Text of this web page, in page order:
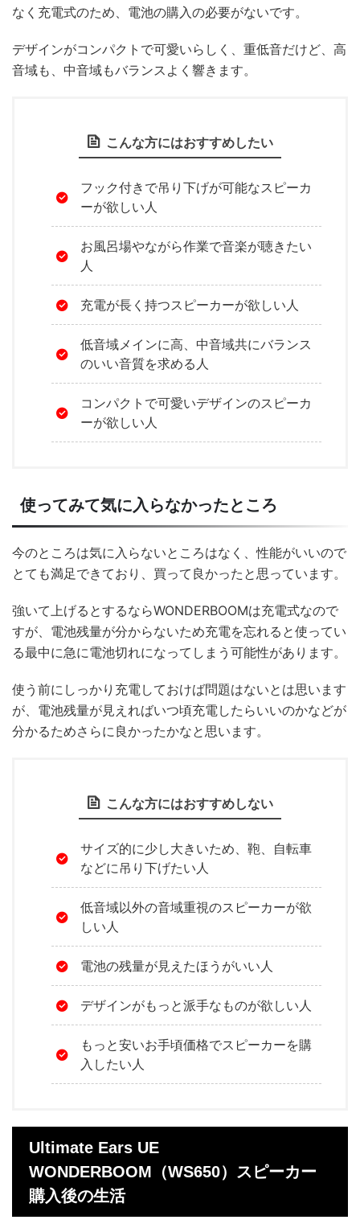
なく充電式のため、電池の購入の必要がないです。
デザインがコンパクトで可愛いらしく、重低音だけど、高
音域も、中音域もバランスよく響きます。
こんな方にはおすすめしたい
フック付きで吊り下げが可能なスピーカ
ーが欲しい人
お風呂場やながら作業で音楽が聴きたい
人
充電が長く持つスピーカーが欲しい人
低音域メインに高、中音域共にバランス
のいい音質を求める人
コンパクトで可愛いデザインのスピーカ
ーが欲しい人
使ってみて気に入らなかったところ
今のところは気に入らないところはなく、性能がいいので
とても満足できており、買って良かったと思っています。
強いて上げるとするならWONDERBOOMは充電式なので
すが、電池残量が分からないため充電を忘れると使ってい
る最中に急に電池切れになってしまう可能性があります。
使う前にしっかり充電しておけば問題はないとは思います
が、電池残量が見えればいつ頃充電したらいいのかなどが
分かるためさらに良かったかなと思います。
こんな方にはおすすめしない
サイズ的に少し大きいため、鞄、自転車
などに吊り下げたい人
低音域以外の音域重視のスピーカーが欲
しい人
電池の残量が見えたほうがいい人
デザインがもっと派手なものが欲しい人
もっと安いお手頃価格でスピーカーを購
入したい人
Ultimate Ears UE
WONDERBOOM（WS650）スピーカー
購入後の生活